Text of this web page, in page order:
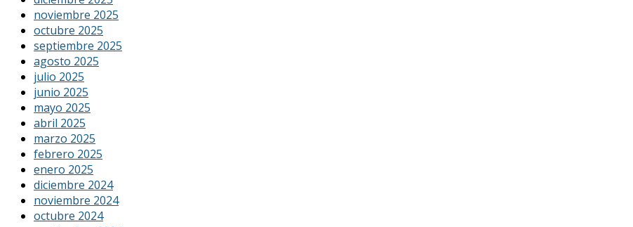
noviembre 2025
octubre 2025
septiembre 2025
agosto 2025
julio 2025
junio 2025
mayo 2025
abril 2025
marzo 2025
febrero 2025
enero 2025
diciembre 2024
noviembre 2024
octubre 2024